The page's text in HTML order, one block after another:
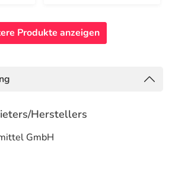
Produkte anzeigen
Herstellers
GmbH